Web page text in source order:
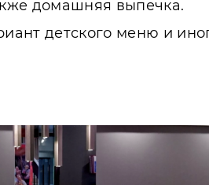
домашняя выпечка.
детского меню и